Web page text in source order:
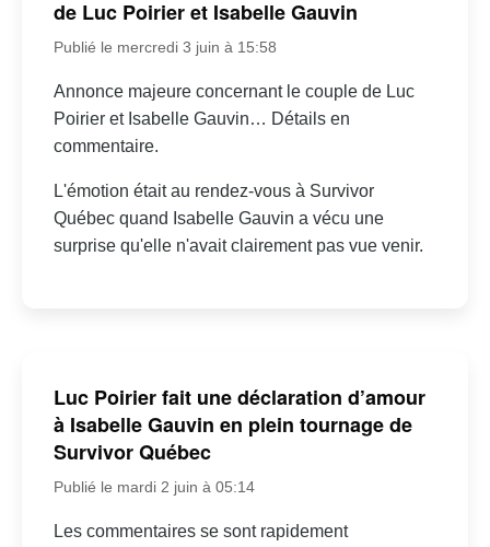
de Luc Poirier et Isabelle Gauvin
Publié le mercredi 3 juin à 15:58
Annonce majeure concernant le couple de Luc
Poirier et Isabelle Gauvin… Détails en
commentaire.
L'émotion était au rendez-vous à Survivor
Québec quand Isabelle Gauvin a vécu une
surprise qu'elle n'avait clairement pas vue venir.
Luc Poirier fait une déclaration d’amour
à Isabelle Gauvin en plein tournage de
Survivor Québec
Publié le mardi 2 juin à 05:14
Les commentaires se sont rapidement